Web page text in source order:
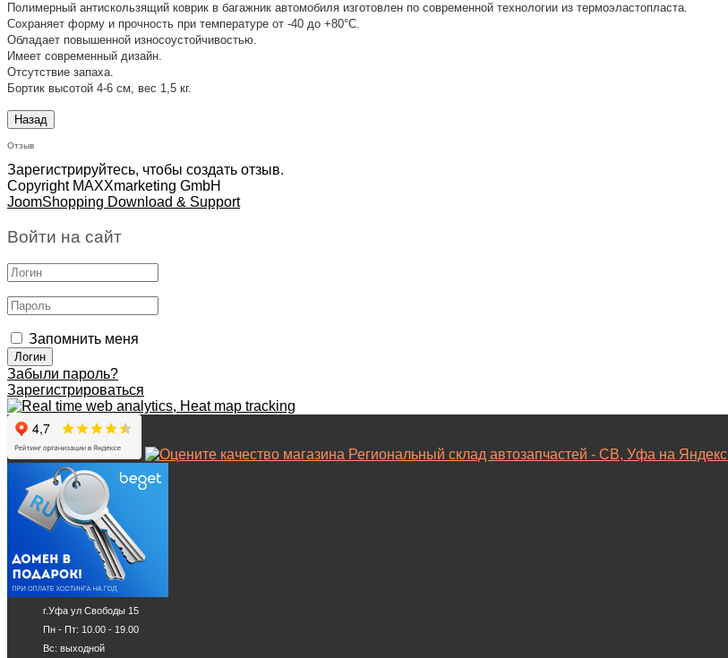
Полимерный антискользящий коврик в багажник автомобиля изготовлен по современной технологии из термоэластопласта.
Сохраняет форму и прочность при температуре от -40 до +80°С.
Обладает повышенной износоустойчивостью.
Имеет современный дизайн.
Отсутствие запаха.
Бортик высотой 4-6 см, вес 1,5 кг.
Отзыв
Зарегистрируйтесь, чтобы создать отзыв.
Copyright MAXXmarketing GmbH
JoomShopping Download & Support
Войти на сайт
Запомнить меня
Забыли пароль?
Зарегистрироваться
г.Уфа ул Свободы 15
Пн - Пт: 10.00 - 19.00
Вс: выходной